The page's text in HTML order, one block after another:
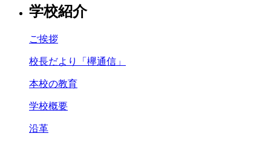
学校紹介
ご挨拶
校長だより「欅通信」
本校の教育
学校概要
沿革